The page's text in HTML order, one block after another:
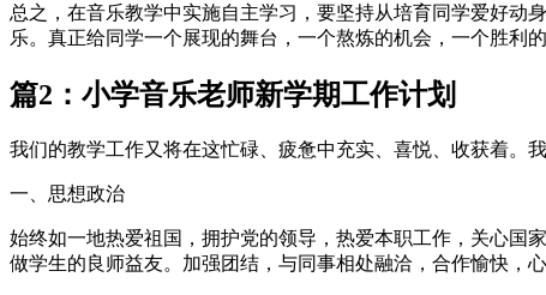
总之，在音乐教学中实施自主学习，要坚持从培育同学爱好动
乐。真正给同学一个展现的舞台，一个熬炼的机会，一个胜利
篇2：小学音乐老师新学期工作计划
我们的教学工作又将在这忙碌、疲惫中充实、喜悦、收获着。
一、思想政治
始终如一地热爱祖国，拥护党的领导，热爱本职工作，关心国
做学生的良师益友。加强团结，与同事相处融洽，合作愉快，